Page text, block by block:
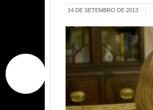
14 DE SETEMBRO DE 2013